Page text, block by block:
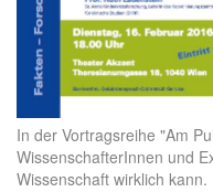
In der Vortragsreihe "Am
WissenschafterInnen und
Wissenschaft wirklich kann.